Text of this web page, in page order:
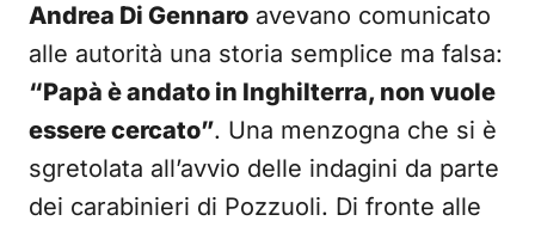
Andrea Di Gennaro avevano comunicato
alle autorità una storia semplice ma falsa:
“Papà è andato in Inghilterra, non vuole
essere cercato”. Una menzogna che si è
sgretolata all’avvio delle indagini da parte
dei carabinieri di Pozzuoli. Di fronte alle